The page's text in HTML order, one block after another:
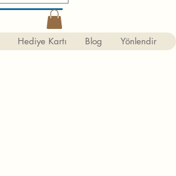
Hediye Kartı Blog Yönlendir